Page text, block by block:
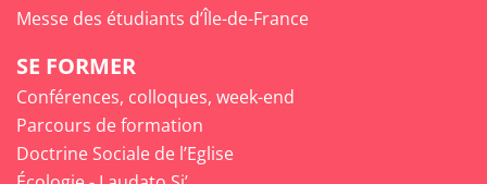
Messe des étudiants d’Île-de-France
SE FORMER
Conférences, colloques, week-end
Parcours de formation
Doctrine Sociale de l’Eglise